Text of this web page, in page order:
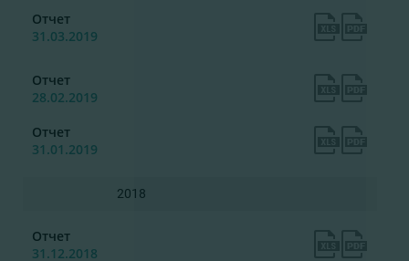
Отчет
31.03.2019
Отчет
28.02.2019
Отчет
31.01.2019
2018
Отчет
31.12.2018